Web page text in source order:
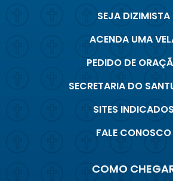
SEJA DIZIMISTA
ACENDA UMA
PEDIDO DE
SECRETARIA DO
SITES INDICADOS
FALE CONOSCO
COMO